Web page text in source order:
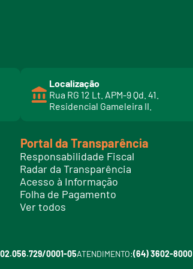
Localização
Rua RG 12 Lt. APM-9 Qd. 41.
Residencial Gameleira II.
Portal da Transparência
Responsabilidade Fiscal
Radar da Transparência
Acesso à Informação
Folha de Pagamento
Ver todos
02.056.729/0001-05ATENDIMENTO:(64) 3602-8000